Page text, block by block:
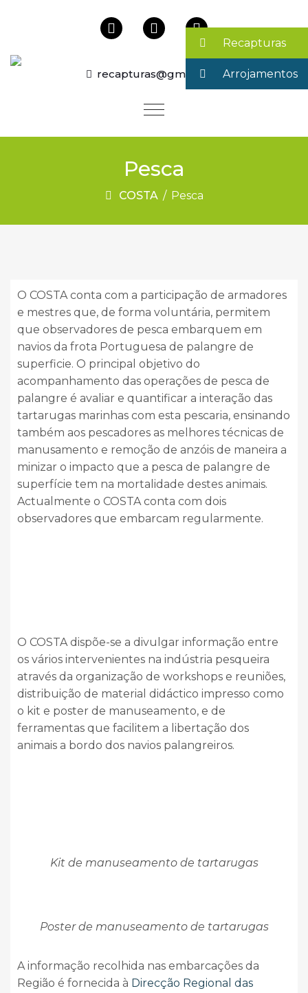
recapturas@gmail.com
Pesca
COSTA / Pesca
O COSTA conta com a participação de armadores
e mestres que, de forma voluntária, permitem
que observadores de pesca embarquem em
navios da frota Portuguesa de palangre de
superficie. O principal objetivo do
acompanhamento das operações de pesca de
palangre é avaliar e quantificar a interação das
tartarugas marinhas com esta pescaria, ensinando
também aos pescadores as melhores técnicas de
manusamento e remoção de anzóis de maneira a
minizar o impacto que a pesca de palangre de
superfície tem na mortalidade destes animais.
Actualmente o COSTA conta com dois
observadores que embarcam regularmente.
O COSTA dispõe-se a divulgar informação entre
os vários intervenientes na indústria pesqueira
através da organização de workshops e reuniões,
distribuição de material didáctico impresso como
o kit e poster de manuseamento, e de
ferramentas que facilitem a libertação dos
animais a bordo dos navios palangreiros.
Kit de manuseamento de tartarugas
Poster de manuseamento de tartarugas
A informação recolhida nas embarcações da
Região é fornecida à Direcção Regional das
Recapturas
Arrojamentos